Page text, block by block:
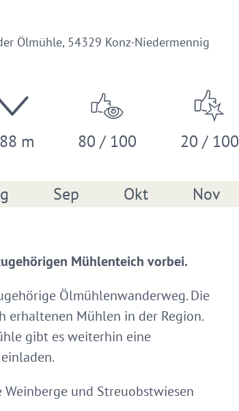
Ölmühle, 54329 Konz-Niedermennig
m 80 / 100 20 / 100
Sep Okt Nov
Mühlenteich vorbei.
Ölmühlenwanderweg. Die
erhaltenen Mühlen in der Region.
gibt es weiterhin eine
und Streuobstwiesen